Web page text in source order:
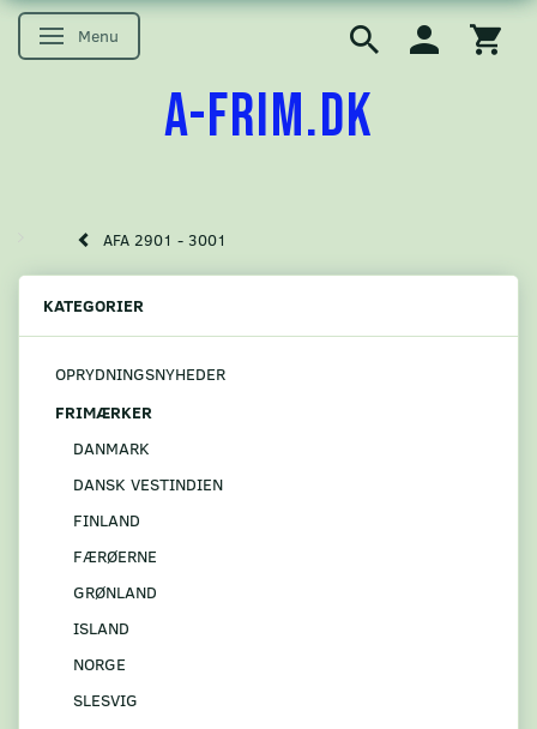
Skifte navigation
Menu
A-FRIM.DK
AFA 2901 - 3001
KATEGORIER
OPRYDNINGSNYHEDER
FRIMÆRKER
DANMARK
DANSK VESTINDIEN
FINLAND
FÆRØERNE
GRØNLAND
ISLAND
NORGE
SLESVIG